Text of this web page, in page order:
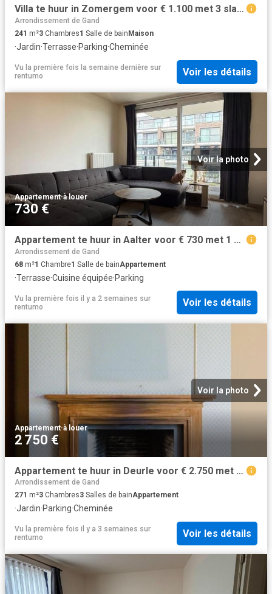
Villa te huur in Zomergem voor € 1.100 met 3 slaapkamers
Arrondissement de Gand
241 m²3 Chambres1 Salle de bain Maison
·Jardin·Terrasse·Parking·Cheminée
Vu la première fois la semaine dernière sur
rentumo
Voir les détails
Voir la photo
Appartement·à louer
730 €
Appartement te huur in Aalter voor € 730 met 1 slaapkamer
Arrondissement de Gand
68 m²1 Chambre1 Salle de bainAppartement
·Terrasse·Cuisine équipée·Parking
Vu la première fois il y a 2 semaines sur
rentumo
Voir les détails
Voir la photo
Appartement·à louer
2 750 €
Appartement te huur in Deurle voor € 2.750 met 3 slaapkamers
Arrondissement de Gand
271 m²3 Chambres3 Salles de bainAppartement
·Jardin·Parking·Cheminée
Vu la première fois il y a 3 semaines sur
rentumo
Voir les détails